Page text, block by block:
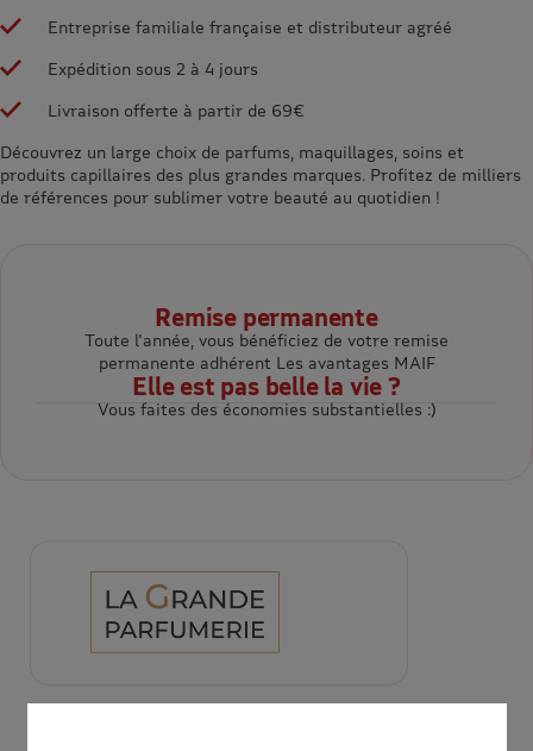
Entreprise familiale française et distributeur agréé
Expédition sous 2 à 4 jours
Livraison offerte à partir de 69€
Découvrez un large choix de parfums, maquillages, soins et
produits capillaires des plus grandes marques. Profitez de milliers
de références pour sublimer votre beauté au quotidien !
Remise permanente
Toute l'année, vous bénéficiez de votre remise
permanente adhérent Les avantages MAIF
Elle est pas belle la vie ?
Vous faites des économies substantielles :)